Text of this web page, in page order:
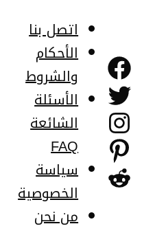
فيسبوك
تويتر
إنستجرام
بينتريست
ريديت
اتصل بنا
الأحكام
والشروط
الأسئلة
الشائعة
FAQ
سياسة
الخصوصية
من نحن